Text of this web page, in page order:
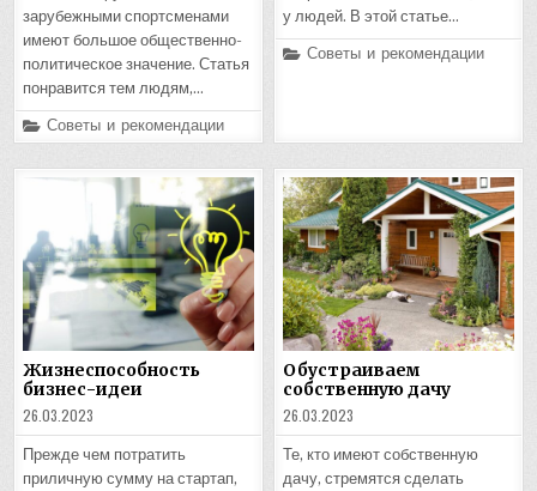
зарубежными спортсменами
имеют большое общественно-
политическое значение. Статья
понравится тем людям,…
Posted
in
Советы и рекомендации
у людей. В этой статье…
Posted
Советы и рекомендации
Жизнеспособность
бизнес-идеи
26.03.2023
Прежде чем потратить
приличную сумму на стартап,
Обустраиваем
собственную дачу
26.03.2023
Те, кто имеют собственную
дачу, стремятся сделать